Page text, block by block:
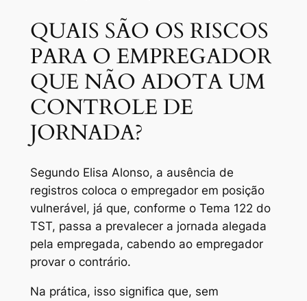
QUAIS SÃO OS RISCOS
PARA O EMPREGADOR
QUE NÃO ADOTA UM
CONTROLE DE
JORNADA?
Segundo Elisa Alonso, a ausência de
registros coloca o empregador em posição
vulnerável, já que, conforme o Tema 122 do
TST, passa a prevalecer a jornada alegada
pela empregada, cabendo ao empregador
provar o contrário.
Na prática, isso significa que, sem